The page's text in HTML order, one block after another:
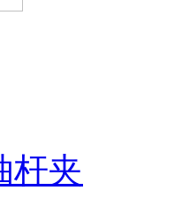
杆夹